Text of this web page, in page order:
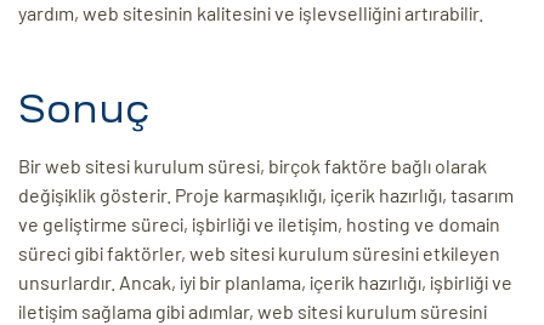
yardım, web sitesinin kalitesini ve işlevselliğini artırabilir.
Sonuç
Bir web sitesi kurulum süresi, birçok faktöre bağlı olarak
değişiklik gösterir. Proje karmaşıklığı, içerik hazırlığı, tasarım
ve geliştirme süreci, işbirliği ve iletişim, hosting ve domain
süreci gibi faktörler, web sitesi kurulum süresini etkileyen
unsurlardır. Ancak, iyi bir planlama, içerik hazırlığı, işbirliği ve
iletişim sağlama gibi adımlar, web sitesi kurulum süresini